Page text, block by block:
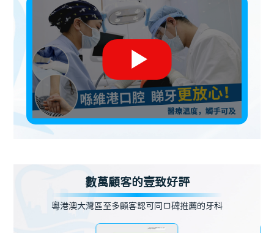
數萬顧客的壹致好評
粵港澳大灣區至多顧客認可同口碑推薦的牙科